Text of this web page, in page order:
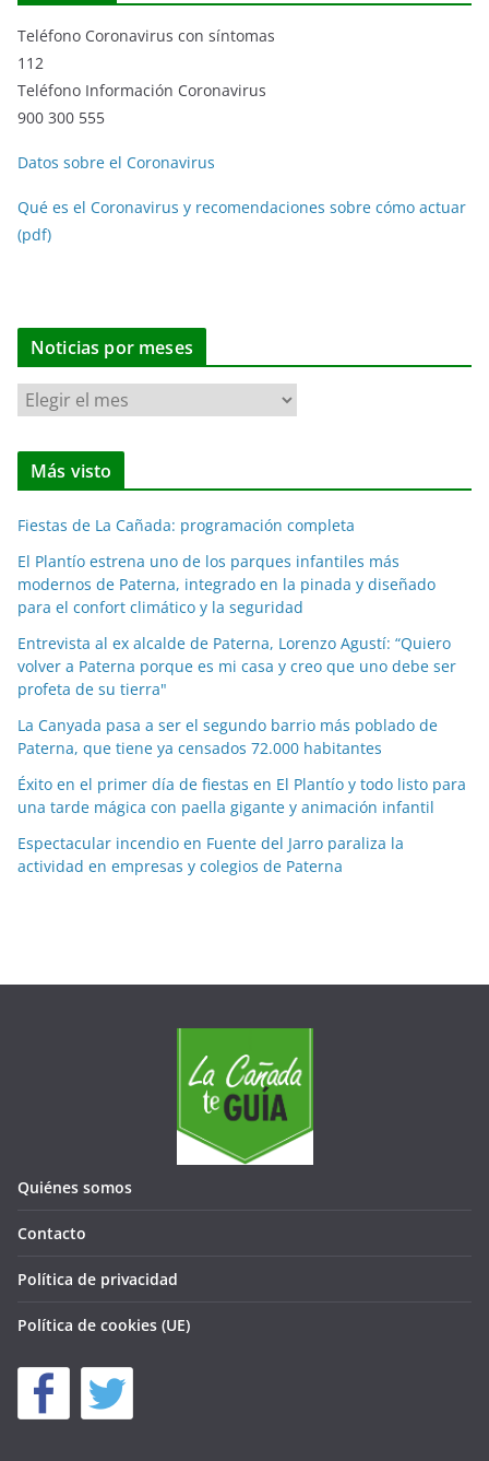
Teléfono Coronavirus con síntomas
112
Teléfono Información Coronavirus
900 300 555
Datos sobre el Coronavirus
Qué es el Coronavirus y recomendaciones sobre cómo actuar
(pdf)
Noticias por meses
N
t
i
a
s
p
o
r
m
e
s
e
s
Más visto
Fiestas de La Cañada: programación completa
El Plantío estrena uno de los parques infantiles más
modernos de Paterna, integrado en la pinada y diseñado
para el confort climático y la seguridad
Entrevista al ex alcalde de Paterna, Lorenzo Agustí: “Quiero
volver a Paterna porque es mi casa y creo que uno debe ser
profeta de su tierra"
La Canyada pasa a ser el segundo barrio más poblado de
Paterna, que tiene ya censados 72.000 habitantes
Éxito en el primer día de fiestas en El Plantío y todo listo para
una tarde mágica con paella gigante y animación infantil
Espectacular incendio en Fuente del Jarro paraliza la
actividad en empresas y colegios de Paterna
Quiénes somos
Contacto
Política de privacidad
Política de cookies (UE)